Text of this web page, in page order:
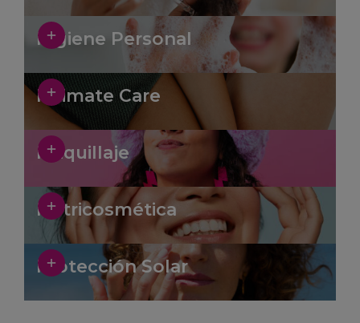
Higiene Personal
Intimate Care
Maquillaje
Nutricosmética
Protección Solar